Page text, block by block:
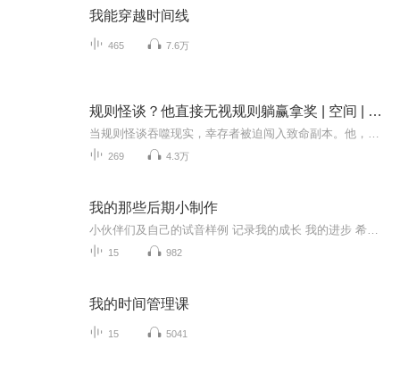
我能穿越时间线
465 7.6万
规则怪谈？他直接无视规则躺赢拿奖 | 空间 | 直播 | 免费版
269 4.3万
我的那些后期小制作
15 982
我的时间管理课
15 5041